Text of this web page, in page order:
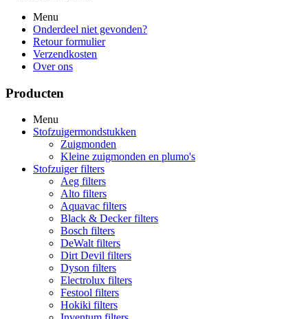
Menu
Onderdeel niet gevonden?
Retour formulier
Verzendkosten
Over ons
Producten
Menu
Stofzuigermondstukken
Zuigmonden
Kleine zuigmonden en plumo's
Stofzuiger filters
Aeg filters
Alto filters​
Aquavac filters
Black & Decker filters
Bosch filters
DeWalt filters
Dirt Devil filters
Dyson filters
Electrolux filters
Festool filters
Hokiki filters